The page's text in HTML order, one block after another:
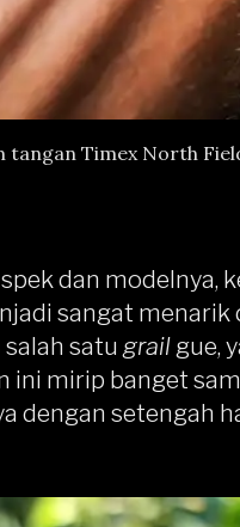
tangan Timex North
dan modelnya,
sangat menarik
satu grailgue,
ini mirip banget
dengan setengah